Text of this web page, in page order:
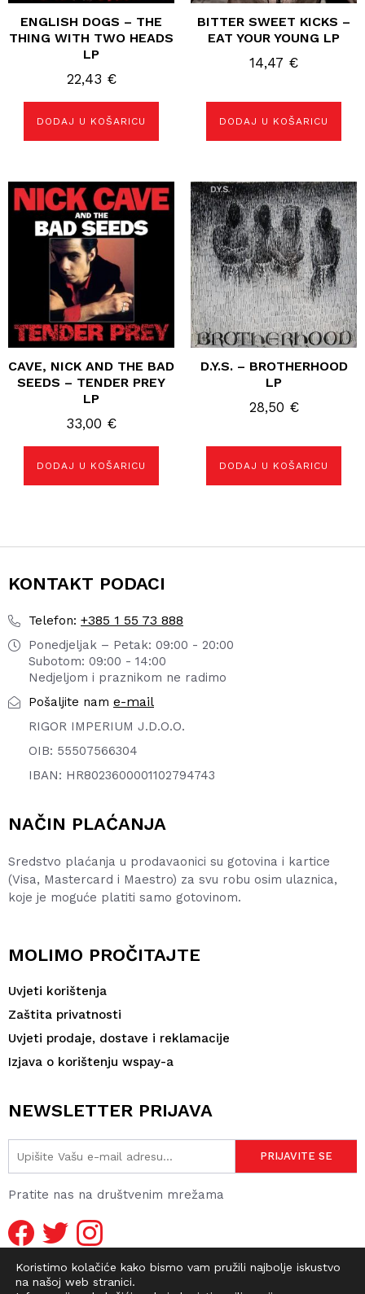
ENGLISH DOGS – THE
THING WITH TWO HEADS
LP
22,43 €
DODAJ U KOŠARICU
BITTER SWEET KICKS –
EAT YOUR YOUNG LP
14,47 €
DODAJ U KOŠARICU
CAVE, NICK AND THE BAD
SEEDS – TENDER PREY
LP
33,00 €
DODAJ U KOŠARICU
D.Y.S. – BROTHERHOOD
LP
28,50 €
DODAJ U KOŠARICU
KONTAKT PODACI
Telefon: +385 1 55 73 888
Ponedjeljak – Petak: 09:00 - 20:00
Subotom: 09:00 - 14:00
Nedjeljom i praznikom ne radimo
Pošaljite nam e-mail
RIGOR IMPERIUM J.D.O.O.
OIB: 55507566304
IBAN: HR8023600001102794743
NAČIN PLAĆANJA
Sredstvo plaćanja u prodavaonici su gotovina i kartice
(Visa, Mastercard i Maestro) za svu robu osim ulaznica,
koje je moguće platiti samo gotovinom.
MOLIMO PROČITAJTE
Uvjeti korištenja
Zaštita privatnosti
Uvjeti prodaje, dostave i reklamacije
Izjava o korištenju wspay-a
NEWSLETTER PRIJAVA
Pratite nas na društvenim mrežama
Koristimo kolačiće kako bismo vam pružili najbolje iskustvo
na našoj web stranici.